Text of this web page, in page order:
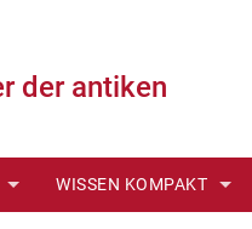
der antiken
WISSEN KOMPAKT